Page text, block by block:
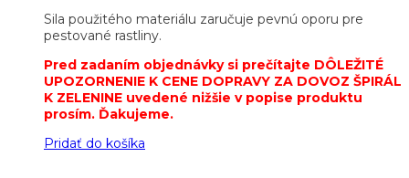
Sila použitého materiálu zaručuje pevnú oporu pre
pestované rastliny.
Pred zadaním objednávky si prečítajte DÔLEŽITÉ
UPOZORNENIE K CENE DOPRAVY ZA DOVOZ ŠPIRÁL
K ZELENINE uvedené nižšie v popise produktu
prosím. Ďakujeme.
Pridať do košíka